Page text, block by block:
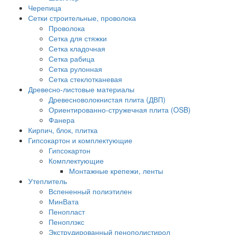
Черепица
Сетки строительные, проволока
Проволока
Сетка для стяжки
Сетка кладочная
Сетка рабица
Сетка рулонная
Сетка стеклотканевая
Древесно-листовые материалы
Древесноволокнистая плита (ДВП)
Ориентированно-стружечная плита (OSB)
Фанера
Кирпич, блок, плитка
Гипсокартон и комплектующие
Гипсокартон
Комплектующие
Монтажные крепежи, ленты
Утеплитель
Вспененный полиэтилен
МинВата
Пенопласт
Пеноплэкс
Экструдированный пенополистирол